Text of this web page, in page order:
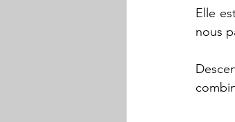
Elle
nous